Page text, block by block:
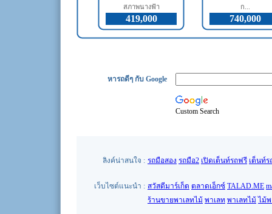
สภาพนางฟ้า
419,000
ก...
740,000
หารถดีๆ กับ Google
Custom Search
ลิงค์น่าสนใจ : รถมือสอง รถมือ2 เปิดเต็นท์รถฟรี เต็นท์ร
เว็บไซต์แนะนำ : สวัสดีมาร์เก็ต ตลาดเอ็กซ์ TALAD.ME
ร้านขายพาเลทไม้ พาเลท พาเลทไม้ ไม้พ